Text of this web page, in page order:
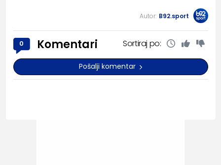
Autor: B92.sport
0 Komentari Sortiraj po:
Pošalji komentar